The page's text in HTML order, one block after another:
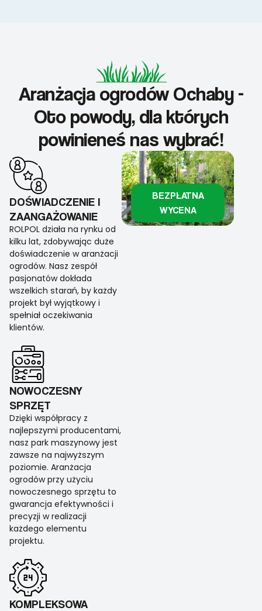
Aranżacja ogrodów Ochaby -
Oto powody, dla których
powinieneś nas wybrać!
DOŚWIADCZENIE I
ZAANGAŻOWANIE
ROLPOL działa na rynku od
kilku lat, zdobywając duże
doświadczenie w aranżacji
ogrodów. Nasz zespół
pasjonatów dokłada
wszelkich starań, by każdy
projekt był wyjątkowy i
spełniał oczekiwania
klientów.
NOWOCZESNY
SPRZĘT
Dzięki współpracy z
najlepszymi producentami,
nasz park maszynowy jest
zawsze na najwyższym
poziomie. Aranżacja
ogrodów przy użyciu
nowoczesnego sprzętu to
gwarancja efektywności i
precyzji w realizacji
każdego elementu
projektu.
KOMPLEKSOWA
BEZPŁATNA
WYCENA